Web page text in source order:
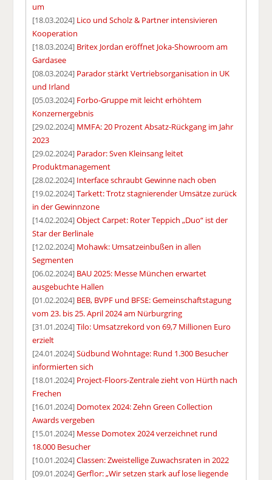
um
[18.03.2024] Lico und Scholz & Partner intensivieren
Kooperation
[18.03.2024] Britex Jordan eröffnet Joka-Showroom am
Gardasee
[08.03.2024] Parador stärkt Vertriebsorganisation in UK
und Irland
[05.03.2024] Forbo-Gruppe mit leicht erhöhtem
Konzernergebnis
[29.02.2024] MMFA: 20 Prozent Absatz-Rückgang im Jahr
2023
[29.02.2024] Parador: Sven Kleinsang leitet
Produktmanagement
[28.02.2024] Interface schraubt Gewinne nach oben
[19.02.2024]Tarkett: Trotz stagnierender Umsätze zurück
in der Gewinnzone
[14.02.2024]Object Carpet: Roter Teppich „Duo“ ist der
Star der Berlinale
[12.02.2024] Mohawk: Umsatzeinbußen in allen
Segmenten
[06.02.2024] BAU 2025: Messe München erwartet
ausgebuchte Hallen
[01.02.2024] BEB, BVPF und BFSE: Gemeinschaftstagung
vom 23. bis 25. April 2024 am Nürburgring
[31.01.2024]Tilo: Umsatzrekord von 69,7 Millionen Euro
erzielt
[24.01.2024]Südbund Wohntage: Rund 1.300 Besucher
informierten sich
[18.01.2024] Project-Floors-Zentrale zieht von Hürth nach
Frechen
[16.01.2024] Domotex 2024: Zehn Green Collection
Awards vergeben
[15.01.2024] Messe Domotex 2024 verzeichnet rund
18.000 Besucher
[10.01.2024]Classen: Zweistellige Zuwachsraten in 2022
[09.01.2024]Gerflor: „Wir setzen stark auf lose liegende